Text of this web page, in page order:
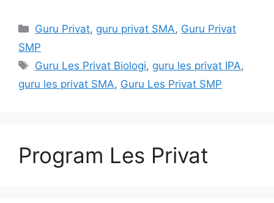
Categories
Guru Privat, guru privat SMA, Guru Privat
SMP
Tags
Guru Les Privat Biologi, guru les privat IPA,
guru les privat SMA, Guru Les Privat SMP
Program Les Privat